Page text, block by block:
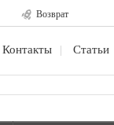
Возврат
Контакты Статьи